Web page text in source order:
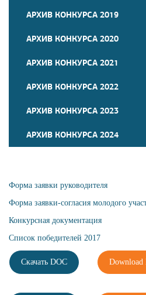
АРХИВ КОНКУРСА 2019
АРХИВ КОНКУРСА 2020
АРХИВ КОНКУРСА 2021
АРХИВ КОНКУРСА 2022
АРХИВ КОНКУРСА 2023
АРХИВ КОНКУРСА 2024
Форма заявки руководителя
Форма заявки-согласия молодого
Конкурсная документация
Список победителей 2017
Скачать DOC Download